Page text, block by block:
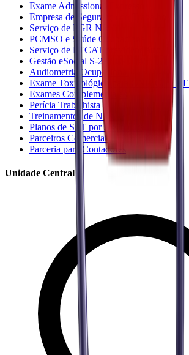
Exame Admissional Expresso
Empresa de Segurança do Trabalho
Serviço de PGR NR-01
PCMSO e Saúde Ocupacional
Serviço de LTCAT previdenciário
Gestão eSocial S-2220/S-2240
Audiometria Ocupacional
Exame Toxicológico para CNH C, D e E
Exames Complementares
Perícia Trabalhista
Treinamentos de NRs
Planos de SST por Assinatura
Parceiros Comerciais
Parceria para Contadores
Unidade Central